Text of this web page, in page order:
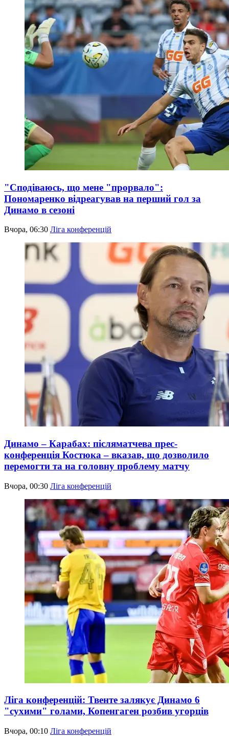
"Сподіваюсь, що мене "прорвало":
Пономаренко відреагував на перший гол за
Динамо в сезоні
Вчора, 06:30 Ліга конференцій
Динамо – Карабах: післяматчева прес-
конференція Костюка – вказав, що дозволило
перемогти та на головну проблему матчу
Вчора, 00:30 Ліга конференцій
Ліга конференцій: Твенте залякує Динамо 6
"сухими" голами, Копенгаген розбив угорців
Вчора, 00:10 Ліга конференцій